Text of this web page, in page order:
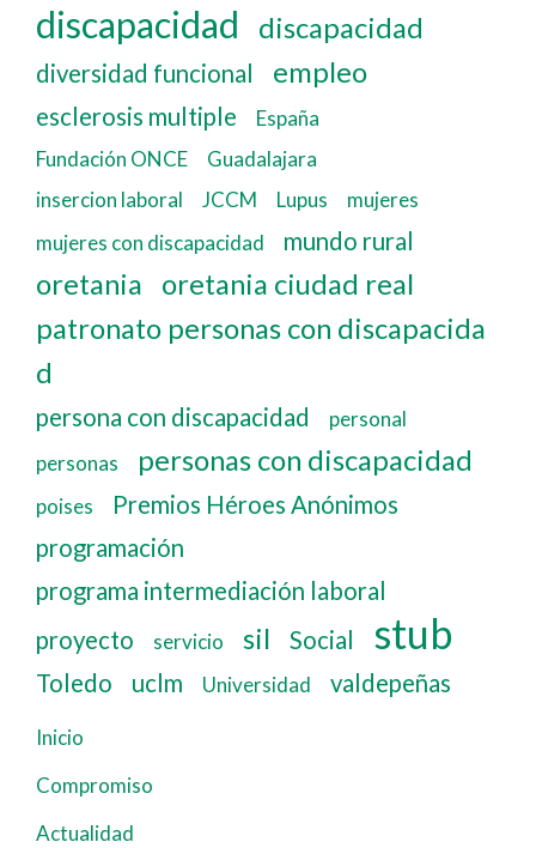
discapacidad discapacidad
diversidad funcional empleo
esclerosis multiple
España
Fundación ONCE
Guadalajara
insercion laboral
JCCM Lupus
mujeres
mujeres con discapacidad
mundo rural
oretania
oretania ciudad real
patronato personas con discapacida
d
persona con discapacidad
personal
personas
personas con discapacidad
poises
Premios Héroes Anónimos
programación
programa intermediación laboral
proyecto
servicio sil Social stub
Toledo uclm Universidad valdepeñas
Navegación
principal
Inicio
Compromiso
Actualidad